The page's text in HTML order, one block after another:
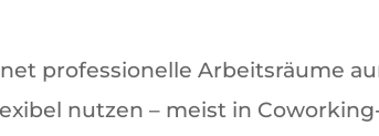
professionelle Arbeitsräume
nutzen – meist in